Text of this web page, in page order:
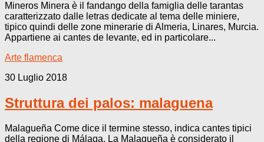
Mineros Minera è il fandango della famiglia delle tarantas
caratterizzato dalle letras dedicate al tema delle miniere,
tipico quindi delle zone minerarie di Almeria, Linares, Murcia.
Appartiene ai cantes de levante, ed in particolare...
Arte flamenca
30 Luglio 2018
Struttura dei palos: malaguena
Malagueña Come dice il termine stesso, indica cantes tipici
della regione di Málaga. La Malagueña è considerato il